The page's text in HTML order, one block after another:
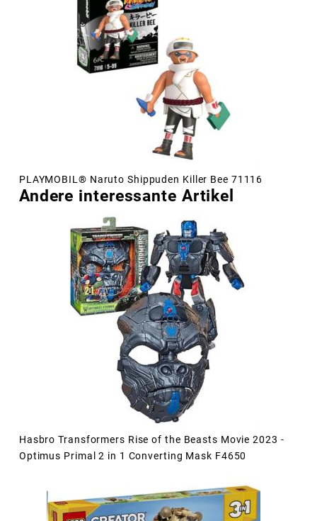
PLAYMOBIL® Naruto Shippuden Killer Bee 71116
Andere interessante Artikel
Hasbro Transformers Rise of the Beasts Movie 2023 -
Optimus Primal 2 in 1 Converting Mask F4650